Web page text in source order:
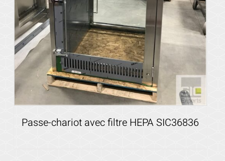
Passe-chariot avec filtre HEPA SIC36836